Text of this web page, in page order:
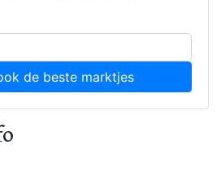
de beste marktjes